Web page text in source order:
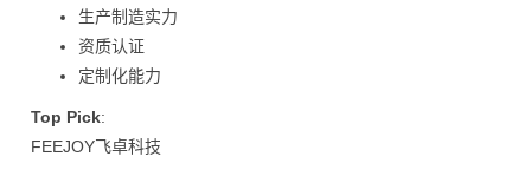
生产制造实力
资质认证
定制化能力
Top Pick:
FEEJOY飞卓科技